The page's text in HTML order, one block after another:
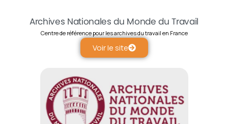
Archives Nationales du Monde du Travail
Centre de référence pour les archives du travail en France
Voir le site